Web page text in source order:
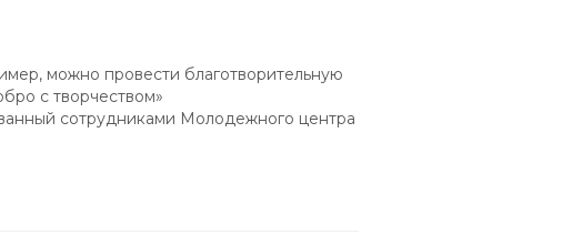
можно провести благотворительную
с творчеством»
сотрудниками Молодежного центра